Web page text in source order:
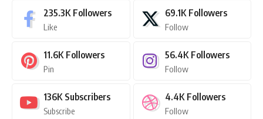
235.3K Followers
Like
69.1K Followers
Follow
11.6K Followers
Pin
56.4K Followers
Follow
136K Subscribers
Subscribe
4.4K Followers
Follow